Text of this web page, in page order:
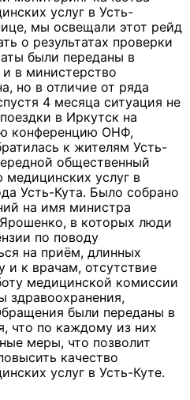
услуг в Усть-
мы освещали этот рейд
о результатах проверки
были переданы в
в министерство
но в отличие от ряда
4 месяца ситуация не
в Иркутск на
конференцию ОНФ,
к жителям Усть-
общественный
медицинских услуг в
Усть-Кута. Было собрано
на имя министра
в которых люди
по поводу
на приём, длинных
и к врачам, отсутствие
медицинской комиссии
здравоохранения,
были переданы в
что по каждому из них
меры, что позволит
качество
услуг в Усть-Куте.